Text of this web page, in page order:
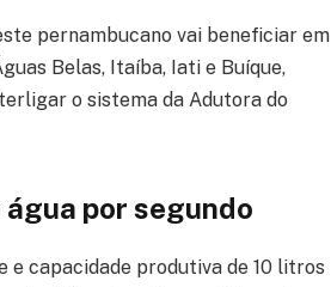
pernambucano vai beneficiar em
Belas, Itaíba, Iati e Buíque,
o sistema da Adutora do
por segundo
e capacidade produtiva de 10 litros